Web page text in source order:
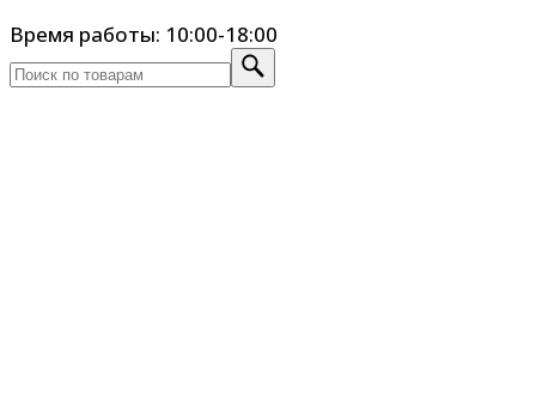
Время работы: 10:00-18:00